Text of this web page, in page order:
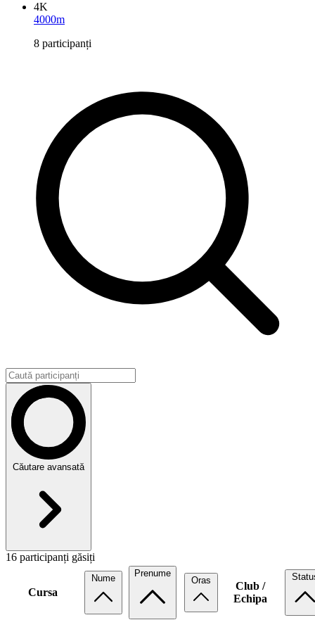
4K
4000m
8 participanți
Căutare avansată
16 participanți găsiți
Cursa
Nume Prenume
Oras
Club /
Echipa